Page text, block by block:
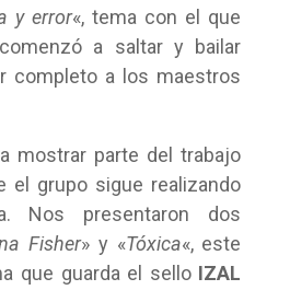
y error«, tema con el que
a saltar y bailar
completo a los maestros
mostrar parte del trabajo
el grupo sigue realizando
Nos presentaron dos
Fisher» y «Tóxica«, este
que guarda el sello IZAL